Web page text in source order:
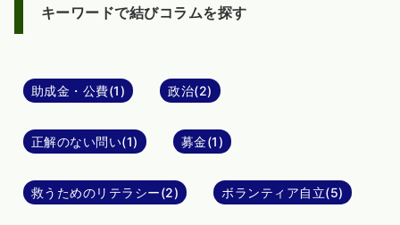
キーワードで結びコラムを探す
助成金・公費(1) 政治(2)
正解のない問い(1) 募金(1)
救うためのリテラシー(2) ボランティア自立(5)